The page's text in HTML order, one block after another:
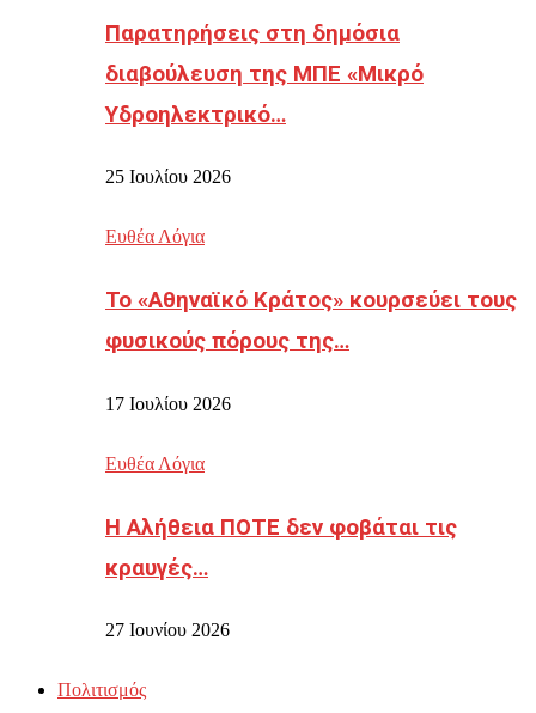
Παρατηρήσεις στη δημόσια
διαβούλευση της ΜΠΕ «Μικρό
Υδροηλεκτρικό…
25 Ιουλίου 2026
Ευθέα Λόγια
Το «Αθηναϊκό Κράτος» κουρσεύει τους
φυσικούς πόρους της…
17 Ιουλίου 2026
Ευθέα Λόγια
Η Αλήθεια ΠΟΤΕ δεν φοβάται τις
κραυγές…
27 Ιουνίου 2026
Πολιτισμός